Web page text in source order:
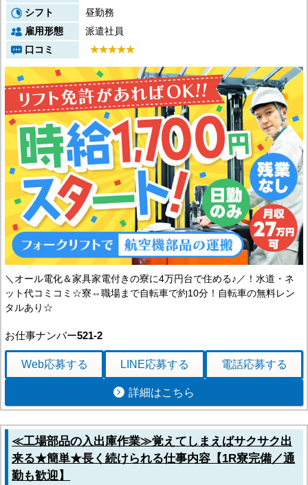
シフト
昼勤務
雇用形態
派遣社員
口コミ
＼オール電化＆家具家電付きの寮に4万円台で住める♪／！水道・ネ
ット代コミコミ☆寮⇔職場まで自転車で約10分！自転車の無料レン
タルあり☆
お仕事ナンバー521-2
Web応募する LINE応募する 電話応募する
詳細はこちら
≪工場部品の入出庫作業≫覚えてしまえばサクサク出
来る★簡単★長く続けられる仕事内容【1R寮完備／通
勤も歓迎】